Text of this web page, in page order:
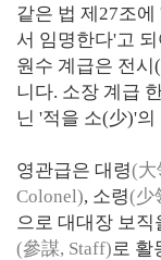
같은 법 제27조
서 임명한다'고
원수 계급은 전
니다. 소장 계급
닌 '적을 소(少)'
영관급은 대령(大
Colonel), 소령(少
으로 대대장 보
(參謀, Staff)로 활